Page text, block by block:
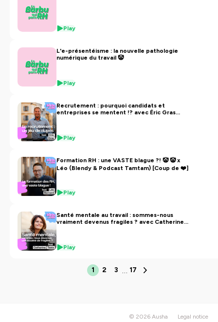
Play
L'e-présentéisme : la nouvelle pathologie
numérique du travail 🤡
Play
Recrutement : pourquoi candidats et
entreprises se mentent !? avec Éric Gras
Play
Formation RH : une VASTE blague ?! 🤡 🤡 x
Léo (Blendy & Podcast Tamtam) [Coup de ❤️]
Play
Santé mentale au travail : sommes-nous
vraiment devenus fragiles ? avec Catherine
Play
1 2 3 17
© 2026 Ausha Legal notice